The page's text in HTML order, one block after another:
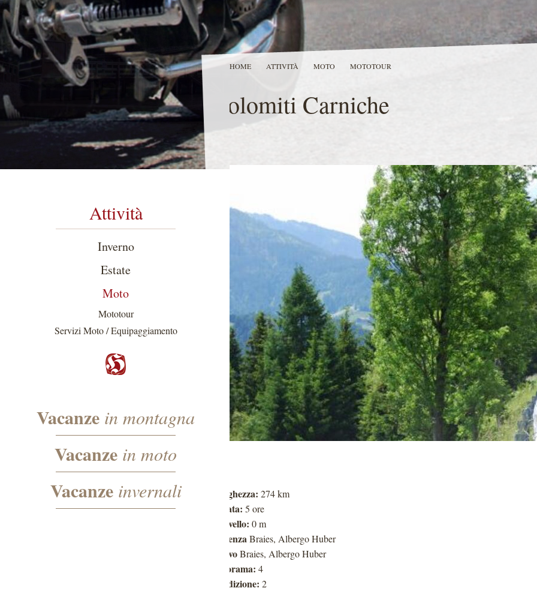
Attività
Inverno
Estate
Moto
Mototour
Servizi Moto / Equipaggiamento
Vacanze in montagna
Vacanze in moto
Vacanze invernali
HOME ATTIVITÀ MOTO MOTOTOUR
Dolomiti Carniche
Lunghezza: 274 km
Durata: 5 ore
Dislivello: 0 m
Partenza Braies, Albergo Huber
ArrivoBraies, Albergo Huber
Panorama: 4
Condizione: 2